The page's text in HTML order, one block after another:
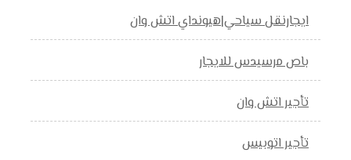
ايجارنقل سياحي|هيونداي اتش وان
باص مرسيدس للايجار
تأجير اتش وان
تأجير اتوبيس